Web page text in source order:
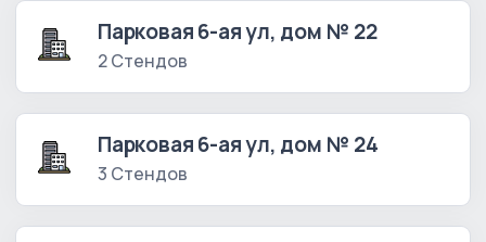
Парковая 6-ая ул, дом № 22
2 Стендов
Парковая 6-ая ул, дом № 24
3 Стендов